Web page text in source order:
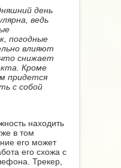
день
ведь
погодные
влияют
снижает
Кроме
придется
с собой
находить
в том
его может
его схожа с
Трекер,